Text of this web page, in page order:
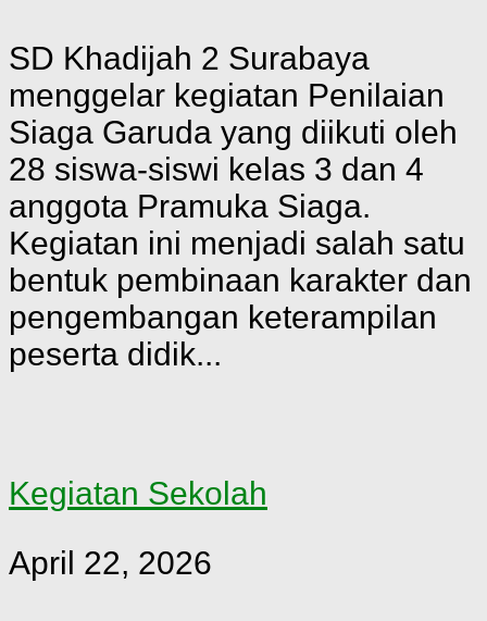
SD Khadijah 2 Surabaya
menggelar kegiatan Penilaian
Siaga Garuda yang diikuti oleh
28 siswa-siswi kelas 3 dan 4
anggota Pramuka Siaga.
Kegiatan ini menjadi salah satu
bentuk pembinaan karakter dan
pengembangan keterampilan
peserta didik...
Kegiatan Sekolah
April 22, 2026